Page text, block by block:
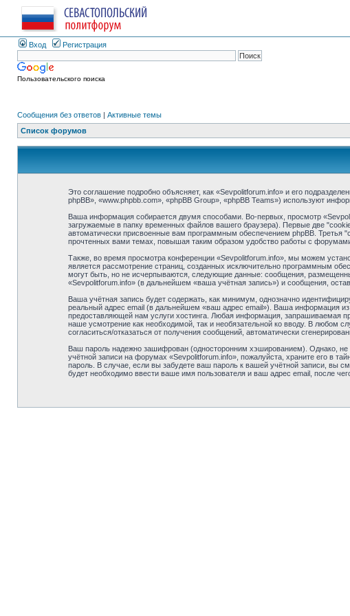
Вход Регистрация
Пользовательского поиска
Сообщения без ответов | Активные темы
Список форумов
Это соглашение подробно объясняет, как «Sevpolitforum.info» и его
phpBB», «www.phpbb.com», «phpBB Group», «phpBB Teams») используют
Ваша информация собирается двумя способами. Во-первых, просмотр
загружаемые в папку временных файлов вашего браузера). Первые две
автоматически присвоенные вам программным обеспечением phpBB. Третья
прочтенных вами темах, повышая таким образом удобство работы с
Также, во время просмотра конференции «Sevpolitforum.info», мы можем
является рассмотрение страниц, созданных исключительно программным
могут быть, но не исчерпываются, следующие данные: сообщения,
«Sevpolitforum.info» (в дальнейшем «ваша учётная запись») и сообщения,
Ваша учётная запись будет содержать, как минимум, однозначно
реальный адрес email (в дальнейшем «ваш адрес email»). Ваша информация
предоставляющей нам услуги хостинга. Любая информация, запрашиваемая
наше усмотрение как необходимой, так и необязательной ко вводу. В любом
согласиться/отказаться от получения сообщений, автоматически
Ваш пароль надежно зашифрован (односторонним хэшированием). Однако, не
учётной записи на форумах «Sevpolitforum.info», пожалуйста, храните его в
пароль. В случае, если вы забудете ваш пароль к вашей учётной записи, вы
будет необходимо ввести ваше имя пользователя и ваш адрес email, после